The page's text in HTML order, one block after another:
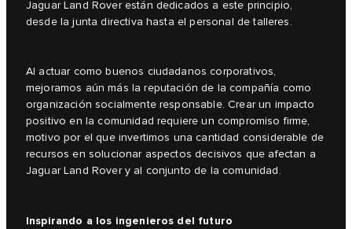
Jaguar Land Rover están dedicados a este principio,
desde la junta directiva hasta el personal de talleres.
Al actuar como buenos ciudadanos corporativos,
mejoramos aún más la reputación de la compañía como
organización socialmente responsable. Crear un impacto
positivo en la comunidad requiere un compromiso firme,
motivo por el que invertimos una cantidad considerable de
recursos en solucionar aspectos decisivos que afectan a
Jaguar Land Rover y al conjunto de la comunidad.
Inspirando a los ingenieros del futuro